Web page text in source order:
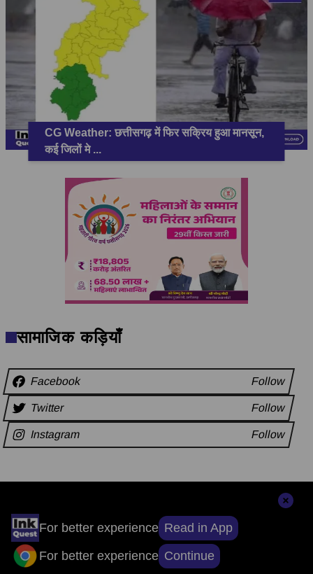
For better experience Read in App
For better experience Continue
CG Weather: छत्तीसगढ़ में फिर सक्रिय हुआ मानसून,
कई जिलों मे...
सामाजिक कड़ियाँ
Facebook Follow
Twitter Follow
Instagram Follow
संपादकों की पसंद